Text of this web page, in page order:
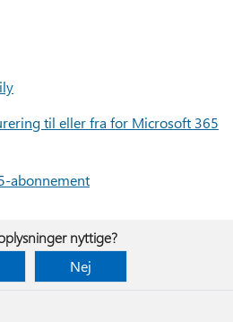
til eller fra for Microsoft 365
abonnement
nyttige?
Nej